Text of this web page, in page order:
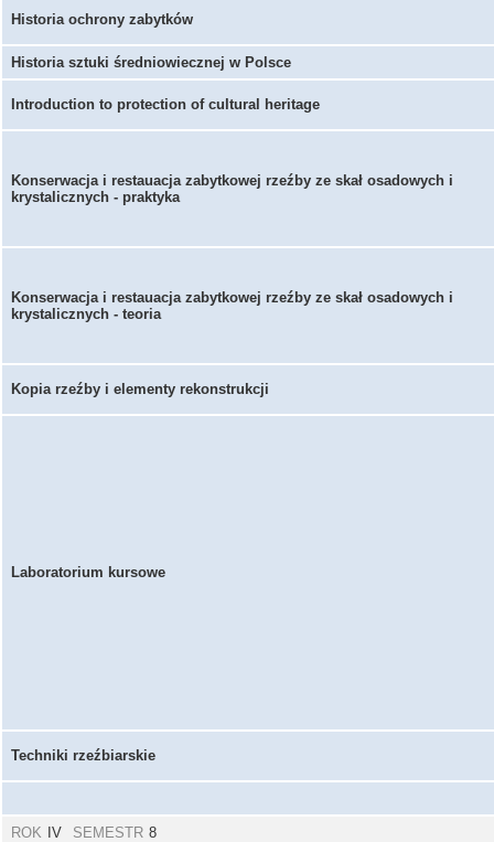
Historia ochrony zabytków
Historia sztuki średniowiecznej w Polsce
Introduction to protection of cultural heritage
Konserwacja i restauacja zabytkowej rzeźby ze skał osadowych i
krystalicznych - praktyka
Konserwacja i restauacja zabytkowej rzeźby ze skał osadowych i
krystalicznych - teoria
Kopia rzeźby i elementy rekonstrukcji
Laboratorium kursowe
Techniki rzeźbiarskie
ROK IV SEMESTR 8